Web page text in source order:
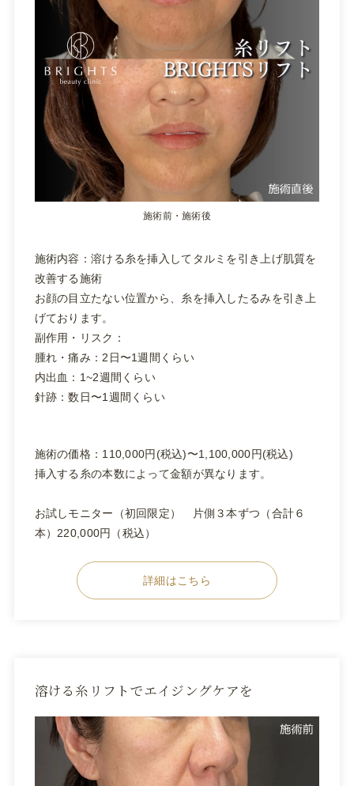
施術前・施術後
施術内容：溶ける糸を挿入してタルミを引き上げ肌質を
改善する施術
お顔の目立たない位置から、糸を挿入したるみを引き上
げております。
副作用・リスク：
腫れ・痛み：2日〜1週間くらい
内出血：1~2週間くらい
針跡：数日〜1週間くらい
施術の価格：110,000円(税込)〜1,100,000円(税込)
挿入する糸の本数によって金額が異なります。
お試しモニター（初回限定） 片側３本ずつ（合計６
本）220,000円（税込）
詳細はこちら
溶ける糸リフトでエイジングケアを